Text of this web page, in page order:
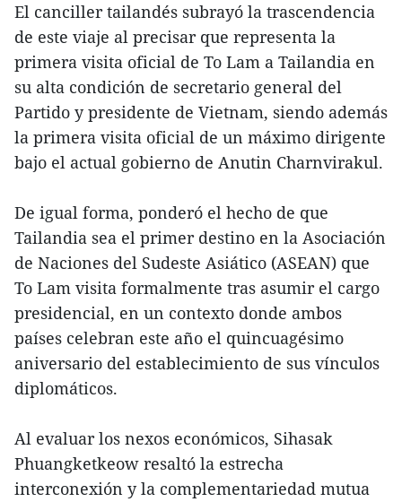
El canciller tailandés subrayó la trascendencia
de este viaje al precisar que representa la
primera visita oficial de To Lam a Tailandia en
su alta condición de secretario general del
Partido y presidente de Vietnam, siendo además
la primera visita oficial de un máximo dirigente
bajo el actual gobierno de Anutin Charnvirakul.
De igual forma, ponderó el hecho de que
Tailandia sea el primer destino en la Asociación
de Naciones del Sudeste Asiático (ASEAN) que
To Lam visita formalmente tras asumir el cargo
presidencial, en un contexto donde ambos
países celebran este año el quincuagésimo
aniversario del establecimiento de sus vínculos
diplomáticos.
Al evaluar los nexos económicos, Sihasak
Phuangketkeow resaltó la estrecha
interconexión y la complementariedad mutua